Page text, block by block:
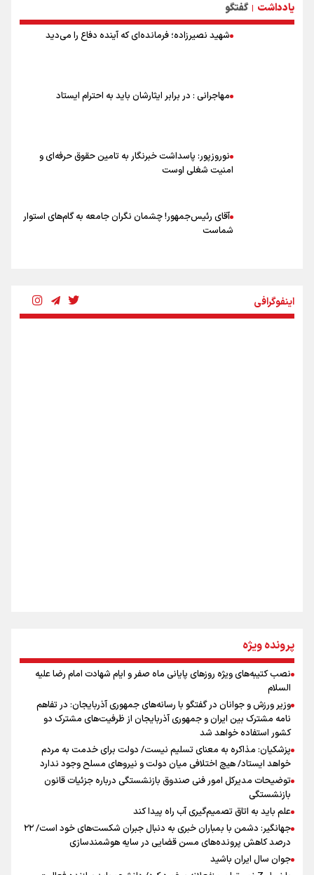
تلاش مدام برای زنده نگه داشتن هنر ایرانی
نصرتی: پاسخ بیرانوند سنخیتی با صحبت‌های علی دایی نداشت/
ملی‌پوشان نباید از خودشان تعریف کنند!
شاهرخی: اندازه داشته‌هایمان از بازار جام جهانی برداشت کردیم/ دودستی
سرنوشت صعود را به تیم‌های دیگر سپردیم
یادداشت | گفتگو
شهید نصیرزاده؛ فرمانده‌ای که آینده دفاع را می‌دید
مهاجرانی : در برابر ایثارشان باید به احترام ایستاد
نوروزپور: پاسداشت خبرنگار به تامین حقوق حرفه‌ای و
امنیت شغلی اوست
آقای رئیس‌جمهور! چشمان نگران جامعه به گام‌های استوار
شماست
جمله‌ای که بغض چهارماهه را شکست؛ «آهای مردم، آقا از
تهران رفتند»
سه حسرتی که به دلم ماند
اینفوگرافی
اینفو برنا / توصیه‌هایی طلایی برای پیاده روی اربعین
اینفو برنا / جدول کامل فاصله مرز شلمچه تا شهرهای زیارتی
پرونده ویژه
نصب کتیبه‌های ویژه روزهای پایانی ماه صفر و ایام شهادت امام رضا علیه
السلام
وزیر ورزش و جوانان در گفتگو با رسانه‌های جمهوری آذربایجان: در تفاهم
نامه مشترک بین ایران و جمهوری آذربایجان از ظرفیت‌های مشترک دو
کشور استفاده خواهد شد
پزشکیان: مذاکره به معنای تسلیم نیست/ دولت برای خدمت به مردم
خواهد ایستاد/ هیچ اختلافی میان دولت و نیروهای مسلح وجود ندارد
توضیحات مدیرکل امور فنی صندوق بازنشستگی درباره جزئیات قانون
بازنشستگی
علم باید به اتاق تصمیم‌گیری آب راه پیدا کند
جهانگیر: دشمن با بمباران خبری به دنبال جبران شکست‌های خود است/ ۲۲
درصد کاهش پرونده‌های مسن قضایی در سایه هوشمندسازی
جوان سال ایران باشید